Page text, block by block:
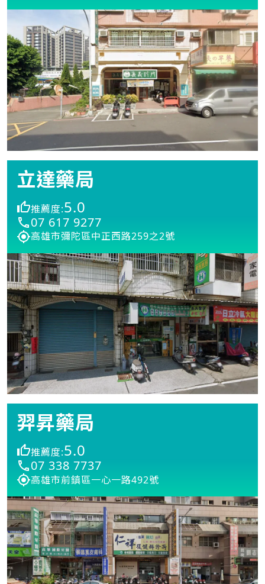
立達藥局
推薦度:5.0
07 617 9277
高雄市彌陀區中正西路259之2號
羿昇藥局
推薦度:5.0
07 338 7737
高雄市前鎮區一心一路492號